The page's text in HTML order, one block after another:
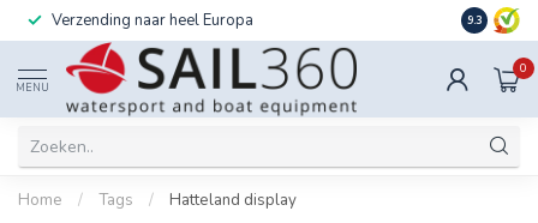
Verzending naar heel Europa Ook
9.3
MENU
0
Home / Tags / Hatteland display